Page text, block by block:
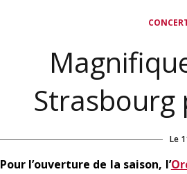
Strasbourg
Le
Pour l’ouverture de la saison, l’